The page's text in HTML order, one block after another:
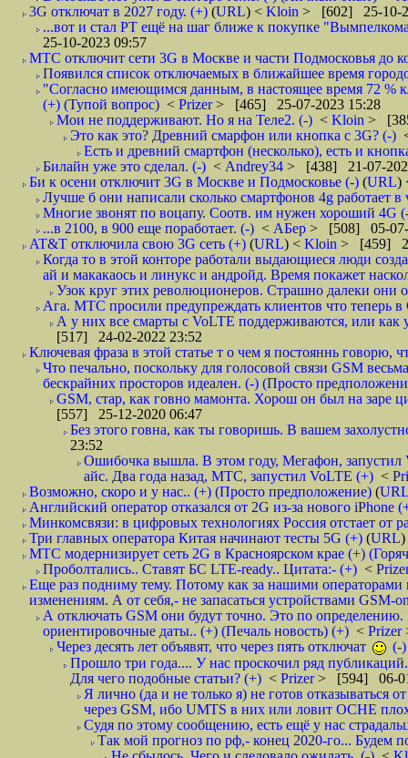
3G отключат в 2027 году. (+) (URL) < Kloin > [602] 25-10-
...вот и стал РТ ещё на шаг ближе к покупке
25-10-2023 09:57
МТС отключит сети 3G в Москве и части Подмосковья до
Появился список отключаемых в ближайшее время
"Согласно имеющимся данным, в настоящее время 72 %
(+) (Тупой вопрос) < Prizer> [465] 25-07-2023 15:28
Мои не поддерживают. Но я на Теле2. (-) < Kloin >
Это как это? Древний смарфон или кнопка с 3G? (-)
Есть и древний смартфон (несколько), есть и
Билайн уже это сделал. (-) < Andrey34 > [438] 21-07-
Би к осени отключит 3G в Москве и Подмосковье (-) (URL)
Лучше б они написали сколько смартфонов 4g работает
Многие звонят по воцапу. Соотв. им нужен хороший 4G
...в 2100, в 900 еще поработает. (-) < АБер > [508] 05-07-
AT&T отключила свою 3G сеть (+) (URL) < Kloin > [459]
Когда то в этой конторе работали выдающиеся люди
ай и макакаось и линукс и андройд. Время покажет
Узок круг этих революционеров. Страшно далеки они
Ага. МТС просили предупреждать клиентов что теперь
А у них все смарты с VoLTE поддерживаются, или как
[517] 24-02-2022 23:52
Ключевая фраза в этой статье т о чем я постояннь говорю,
Что печально, поскольку для голосовой связи GSM
бескрайних просторов идеален. (-) (Просто
GSM, стар, как говно мамонта. Хорош он был на заре
[557] 25-12-2020 06:47
Без этого говна, как ты говоришь. В вашем
23:52
Ошибочка вышла. В этом году, Мегафон, запустил
айс. Два года назад, МТС, запустил VoLTE (+) <
Возможно, скоро и у нас.. (+) (Просто предположение) (
Английский оператор отказался от 2G из-за нового iPhone
Минкомсвязи: в цифровых технологиях Россия отстает от
Три главных оператора Китая начинают тесты 5G (+) (URL
МТС модернизирует сеть 2G в Красноярском крае (+)
Проболтались.. Ставят БС LTE-ready.. Цитата:- (+) <
Еще раз подниму тему. Потому как за нашими
изменениям. А от себя,- не запасаться устройствами GSM-
А отключать GSM они будут точно. Это по
ориентировочные даты.. (+) (Печаль новость) (+) < Prizer
Через десять лет объявят, что через пять отключат
(-)
Прошло три года.... У нас проскочил ряд
Для чего подобные статьи? (+) < Prizer> [594] 06-
Я лично (да и не только я) не готов отказываться
через GSM, ибо UMTS в них или ловит OCHE
Судя по этому сообщению, есть ещё у нас
Так мой прогноз по рф,- конец 2020-го... Будем